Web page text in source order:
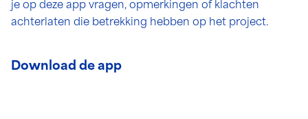
je op deze app vragen, opmerkingen of klachten
achterlaten die betrekking hebben op het project.
Download de app